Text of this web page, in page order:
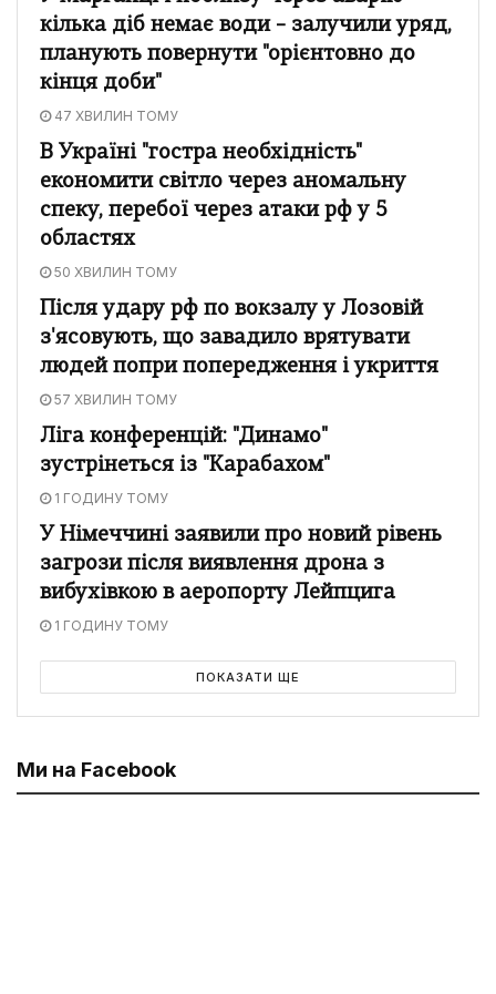
кілька діб немає води – залучили уряд,
планують повернути "орієнтовно до
кінця доби"
47 ХВИЛИН ТОМУ
В Україні "гостра необхідність"
економити світло через аномальну
спеку, перебої через атаки рф у 5
областях
50 ХВИЛИН ТОМУ
Після удару рф по вокзалу у Лозовій
з'ясовують, що завадило врятувати
людей попри попередження і укриття
57 ХВИЛИН ТОМУ
Ліга конференцій: "Динамо"
зустрінеться із "Карабахом"
1 ГОДИНУ ТОМУ
У Німеччині заявили про новий рівень
загрози після виявлення дрона з
вибухівкою в аеропорту Лейпцига
1 ГОДИНУ ТОМУ
ПОКАЗАТИ ЩЕ
Ми на Facebook